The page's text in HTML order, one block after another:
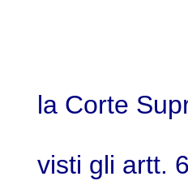
la Corte
visti gli artt.